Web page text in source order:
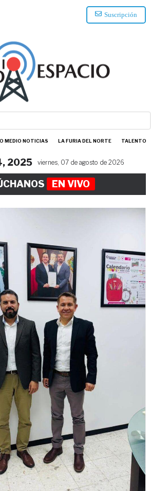
Suscripción
MEDIO NOTICIAS LA FURIA DEL NORTE TALENTO
2025 viernes, 07 de agosto de 2026
EN VIVO